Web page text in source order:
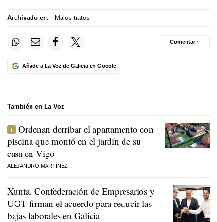
Archivado en: Malos tratos
Añade a La Voz de Galicia en Google
Comentar ·
También en La Voz
Ordenan derribar el apartamento con
piscina que montó en el jardín de su
casa en Vigo
ALEJANDRO MARTÍNEZ
Xunta, Confederación de Empresarios y
UGT firman el acuerdo para reducir las
bajas laborales en Galicia